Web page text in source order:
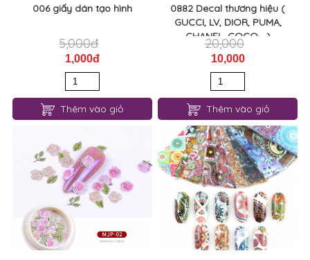
006 giấy dán tạo hình
5,000đ
1,000đ
Thêm vào giỏ
0882 Decal thương hiệu (
GUCCI, LV, DIOR, PUMA,
CHANEL, COCO,...)
20,000
10,000
Thêm vào giỏ